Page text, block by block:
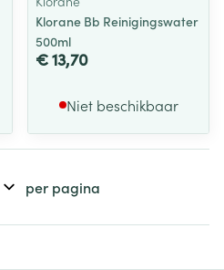
Klorane Bb Reinigingswater
500ml
€ 13,70
Niet beschikbaar
per pagina